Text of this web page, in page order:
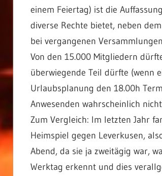
einem Feiertag) ist die
diverse Rechte bietet, neben
bei vergangenen
Von den 15.000 Mitgliedern
überwiegende Teil dürfte (wenn
Urlaubsplanung den 18.00h
Anwesenden wahrscheinlich
Zum Vergleich: Im letzten Jahr
Heimspiel gegen Leverkusen,
Abend, da sie ja zweitägig war,
Werktag erkennt und dies